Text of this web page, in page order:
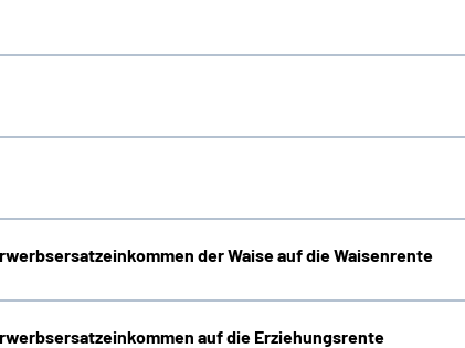
der Waise auf die Waisenrente
auf die Erziehungsrente